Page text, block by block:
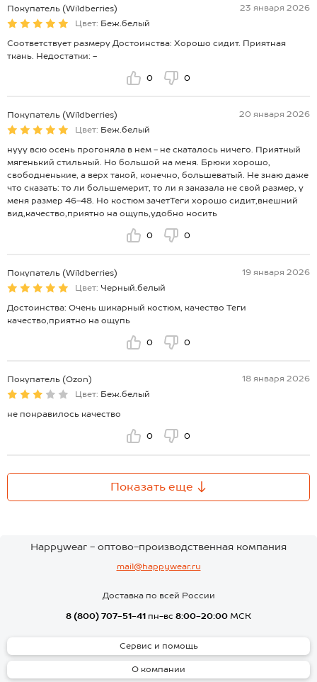
Покупатель (Wildberries)
23 января 2026
Цвет: Беж.белый
Соответствует размеру Достоинства: Хорошо сидит. Приятная
ткань. Недостатки: -
0 0
Покупатель (Wildberries)
20 января 2026
Цвет: Беж.белый
нууу всю осень прогоняла в нем - не скаталось ничего. Приятный
мягенький стильный. Но большой на меня. Брюки хорошо,
свободненькие, а верх такой, конечно, большеватый. Не знаю даже
что сказать: то ли большемерит, то ли я заказала не свой размер, у
меня размер 46-48. Но костюм зачетТеги хорошо сидит,внешний
вид,качество,приятно на ощупь,удобно носить
0 0
Покупатель (Wildberries)
19 января 2026
Цвет: Черный.белый
Достоинства: Очень шикарный костюм, качество Теги
качество,приятно на ощупь
0 0
Покупатель (Ozon)
18 января 2026
Цвет: Беж.белый
не понравилось качество
0 0
Показать еще
Happywear - оптово-производственная компания
mail@happywear.ru
Доставка по всей России
8 (800) 707-51-41 пн-вс 8:00-20:00 МСК
Сервис и помощь
О компании